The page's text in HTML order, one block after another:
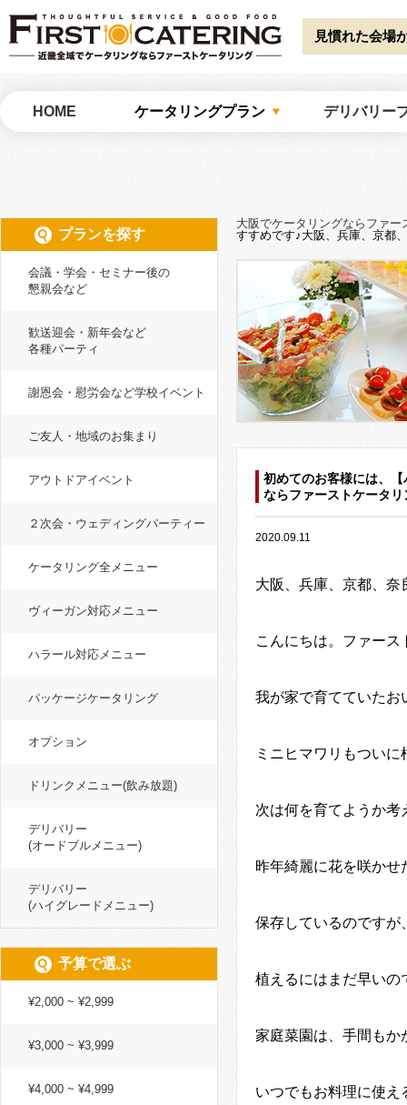
Warning : Undefined array key "HTTP_ACCEPT_LANGUAGE" in/home/
catering/common/meta.php on line51 見慣れた会場
HOME ケータリングプラン デリバリー
大阪でケータリングならファー
すすめです♪大阪、兵庫、京都
初めてのお客様には、
ならファーストケータリ
2020.09.11
大阪、兵庫、京都、
こんにちは。ファー
我が家で育てていたお
ミニヒマワリもつい
次は何を育てようか考
昨年綺麗に花を咲かせ
保存しているのですが
植えるにはまだ早いの
家庭菜園は、手間もか
いつでもお料理に使え
プランを探す
会議・学会・セミナー後の
懇親会など
歓送迎会・新年会など
各種パーティ
謝恩会・慰労会など学校イベント
ご友人・地域のお集まり
アウトドアイベント
２次会・ウェディングパーティー
ケータリング全メニュー
ヴィーガン対応メニュー
ハラール対応メニュー
パッケージケータリング
オプション
ドリンクメニュー(飲み放題)
デリバリー
(オードブルメニュー)
デリバリー
(ハイグレードメニュー)
予算で選ぶ
¥2,000 ~ ¥2,999
¥3,000 ~ ¥3,999
¥4,000 ~ ¥4,999